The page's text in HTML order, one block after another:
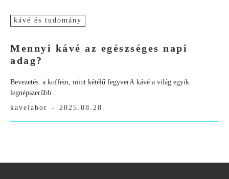
kávé és tudomány
Mennyi kávé az egészséges napi
adag?
Bevezetés: a koffein, mint kétélű fegyverA kávé a világ egyik
legnépszerűbb...
kavelabor
- 2025.08.28.